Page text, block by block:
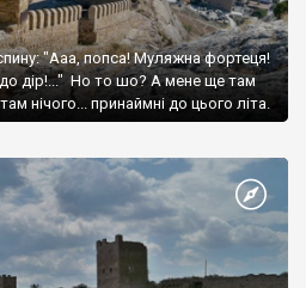
"Ааа, попса! Муляжна фортеця!
до дір!..." Но то шо? А мене ще там
нічого... принаймні до цього літа.